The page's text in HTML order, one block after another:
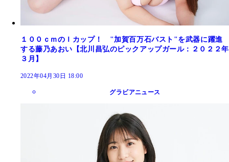
１００ｃｍのＩカップ！ "加賀百万石バスト"を武器に躍進
する藤乃あおい【北川昌弘のピックアップガール：２０２２年
３月】
2022年04月30日 18:00
グラビアニュース